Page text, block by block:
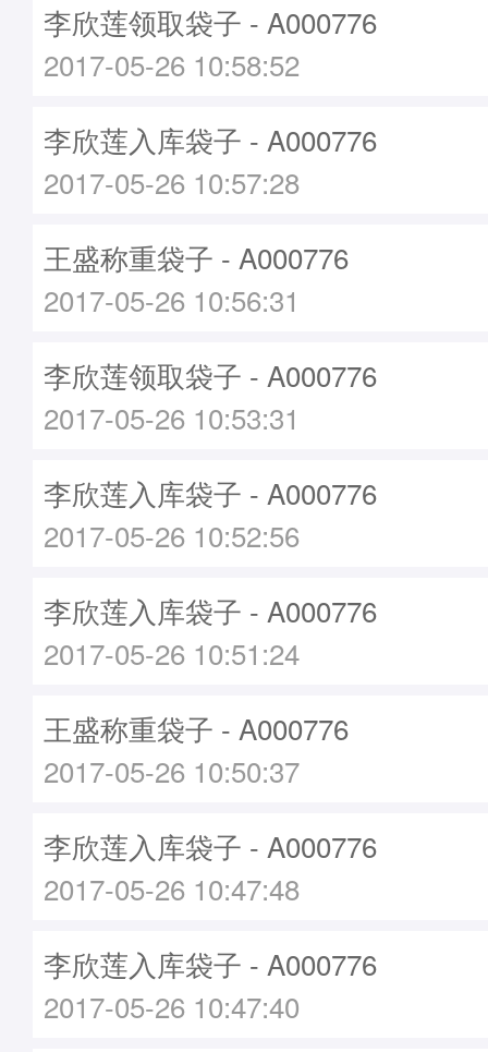
李欣莲领取袋子 - A000776
2017-05-26 10:58:52
李欣莲入库袋子 - A000776
2017-05-26 10:57:28
王盛称重袋子 - A000776
2017-05-26 10:56:31
李欣莲领取袋子 - A000776
2017-05-26 10:53:31
李欣莲入库袋子 - A000776
2017-05-26 10:52:56
李欣莲入库袋子 - A000776
2017-05-26 10:51:24
王盛称重袋子 - A000776
2017-05-26 10:50:37
李欣莲入库袋子 - A000776
2017-05-26 10:47:48
李欣莲入库袋子 - A000776
2017-05-26 10:47:40